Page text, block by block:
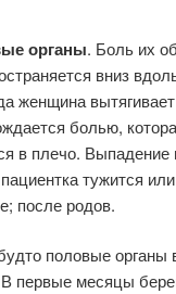
органы. Боль их
вниз
женщина
болью,
в плечо. Выпадение
тужится
после родов.
половые органы
первые месяцы